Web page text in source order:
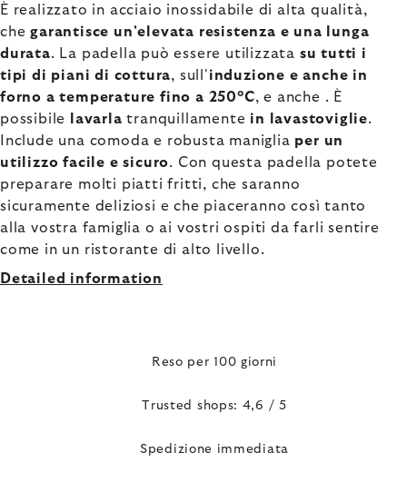
È realizzato in acciaio inossidabile di alta qualità,
che garantisce un'elevata resistenza e una lunga
durata. La padella può essere utilizzata su tutti i
tipi di piani di cottura, sull'induzione e anche in
forno a temperature fino a 250°C, e anche . È
possibile
lavarla tranquillamente in lavastoviglie.
Include una comoda e robusta maniglia per un
utilizzo facile e sicuro. Con questa padella potete
preparare molti piatti fritti, che saranno
sicuramente deliziosi e che piaceranno così tanto
alla vostra famiglia o ai vostri ospiti da farli sentire
come in un ristorante di alto livello.
Detailed information
Reso per 100 giorni
Trusted shops: 4,6 / 5
Spedizione immediata